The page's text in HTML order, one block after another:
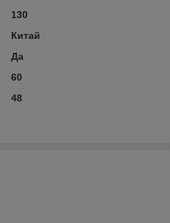
130
Китай
Да
60
48